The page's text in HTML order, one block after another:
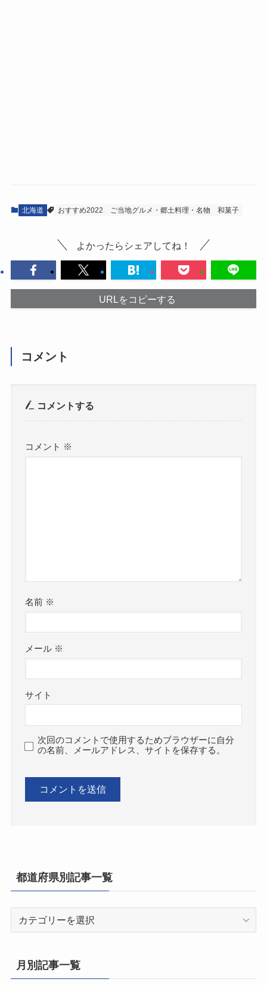
北海道 おすすめ2022 ご当地グルメ・郷土料理・名物 和菓子
よかったらシェアしてね！
URLをコピーする
コメント
コメントする
コメント ※
名前 ※
メール ※
サイト
次回のコメントで使用するためブラウザーに自分
の名前、メールアドレス、サイトを保存する。
都道府県別記事一覧
県
別
月別記事一覧